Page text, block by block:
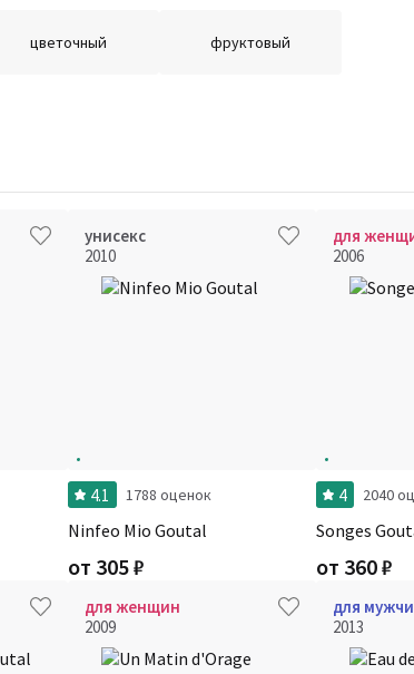
цветочный фруктовый
унисекс
2010
4.1 1788 оценок
Ninfeo Mio Goutal
от 305₽
для
2006
4 2040
Songes
от 360₽
для женщин
2009
для
2013